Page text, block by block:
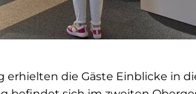
erhielten die Gäste Einblicke in